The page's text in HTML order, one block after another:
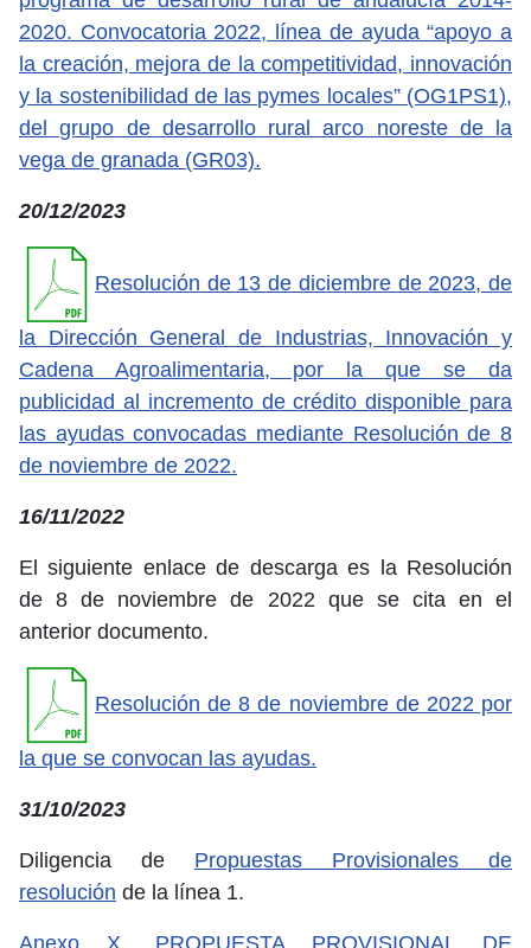
2020. Convocatoria 2022, línea de ayuda “apoyo a
la creación, mejora de la competitividad, innovación
y la sostenibilidad de las pymes locales” (OG1PS1),
del grupo de desarrollo rural arco noreste de la
vega de granada (GR03).
20/12/2023
Resolución de 13 de diciembre de 2023, de
la Dirección General de Industrias, Innovación y
Cadena Agroalimentaria, por la que se da
publicidad al incremento de crédito disponible para
las ayudas convocadas mediante Resolución de 8
de noviembre de 2022.
16/11/2022
El siguiente enlace de descarga es la Resolución
de 8 de noviembre de 2022 que se cita en el
anterior documento.
Resolución de 8 de noviembre de 2022 por
la que se convocan las ayudas.
31/10/2023
Diligencia de Propuestas Provisionales de
resolución de la línea 1.
Anexo X. PROPUESTA PROVISIONAL DE